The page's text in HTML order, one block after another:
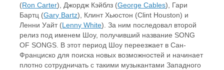
(Ron Carter), Джордж Кэйблз (George Cables), Гари
Бартц (Gary Bartz), Клинт Хьюстон (Clint Houston) и
Ленни Уайт (Lenny White). За ним последовал второй
релиз под именем Шоу, получивший название SONG
OF SONGS. В этот период Шоу переезжает в Сан-
Франциско для поиска новых возможностей и начинает
плотно сотрудничать с такими музыкантами Западного